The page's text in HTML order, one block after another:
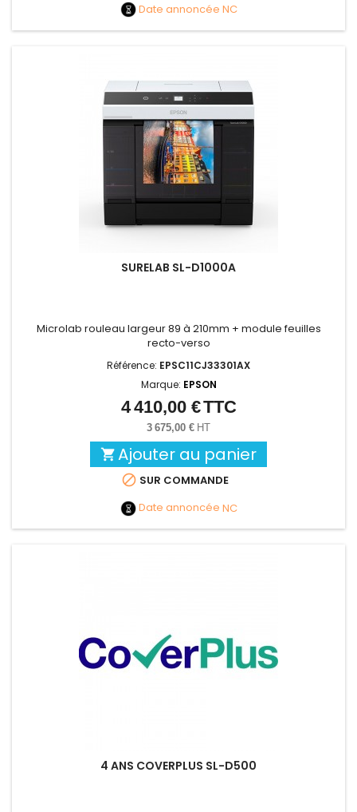
Date annoncée NC
SURELAB SL-D1000A
Microlab rouleau largeur 89 à 210mm + module feuilles
recto-verso
Référence: EPSC11CJ33301AX
Marque: EPSON
Prix
4 410,00 €TTC
3 675,00 € HT
 Ajouter au panier
 SUR COMMANDE
Date annoncée NC
4 ANS COVERPLUS SL-D500